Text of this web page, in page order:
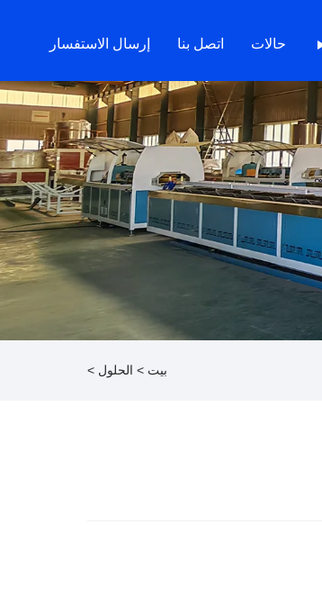
حالات اتصل بنا إرسال الاستفسار
بيت > الحلول >